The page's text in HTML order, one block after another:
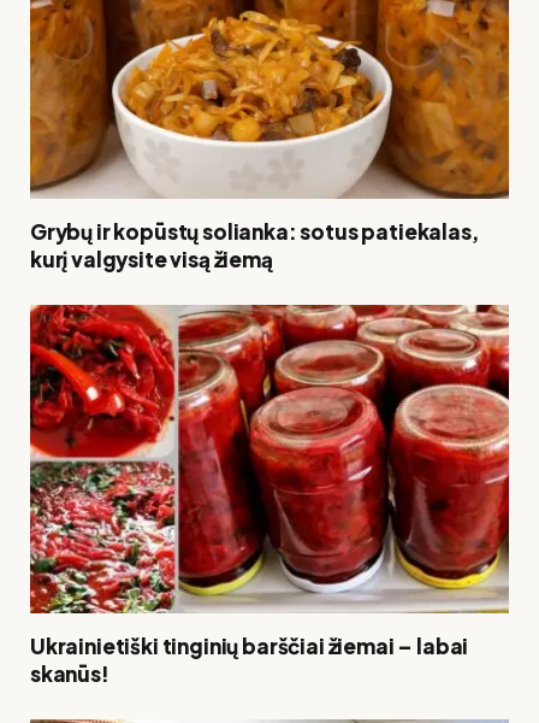
Grybų ir kopūstų solianka: sotus patiekalas,
kurį valgysite visą žiemą
Ukrainietiški tinginių barščiai žiemai – labai
skanūs!